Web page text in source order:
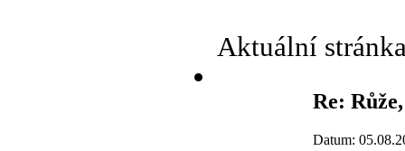
Aktuální
Re:
Datum: